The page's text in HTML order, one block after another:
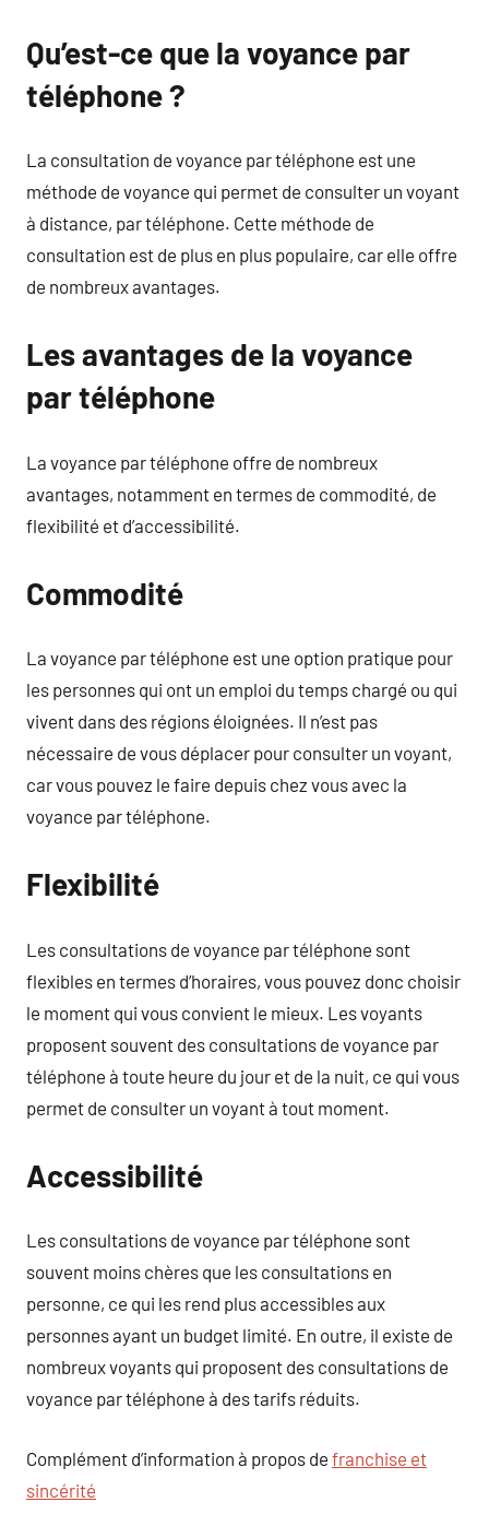
Qu’est-ce que la voyance par
téléphone ?
La consultation de voyance par téléphone est une
méthode de voyance qui permet de consulter un voyant
à distance, par téléphone. Cette méthode de
consultation est de plus en plus populaire, car elle offre
de nombreux avantages.
Les avantages de la voyance
par téléphone
La voyance par téléphone offre de nombreux
avantages, notamment en termes de commodité, de
flexibilité et d’accessibilité.
Commodité
La voyance par téléphone est une option pratique pour
les personnes qui ont un emploi du temps chargé ou qui
vivent dans des régions éloignées. Il n’est pas
nécessaire de vous déplacer pour consulter un voyant,
car vous pouvez le faire depuis chez vous avec la
voyance par téléphone.
Flexibilité
Les consultations de voyance par téléphone sont
flexibles en termes d’horaires, vous pouvez donc choisir
le moment qui vous convient le mieux. Les voyants
proposent souvent des consultations de voyance par
téléphone à toute heure du jour et de la nuit, ce qui vous
permet de consulter un voyant à tout moment.
Accessibilité
Les consultations de voyance par téléphone sont
souvent moins chères que les consultations en
personne, ce qui les rend plus accessibles aux
personnes ayant un budget limité. En outre, il existe de
nombreux voyants qui proposent des consultations de
voyance par téléphone à des tarifs réduits.
Complément d’information à propos de franchise et
sincérité